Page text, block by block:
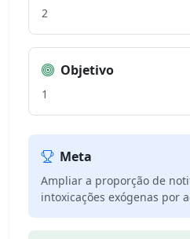
2
Objetivo
1
Meta
Ampliar a proporção de
intoxicações exógenas por